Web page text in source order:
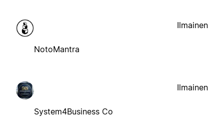
NotoMantra
Ilmainen
System4Business Co
Ilmainen